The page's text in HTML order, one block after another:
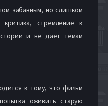
забавным, но слишком
стремление к
и не дает темам
к тому, что фильм
оживить старую